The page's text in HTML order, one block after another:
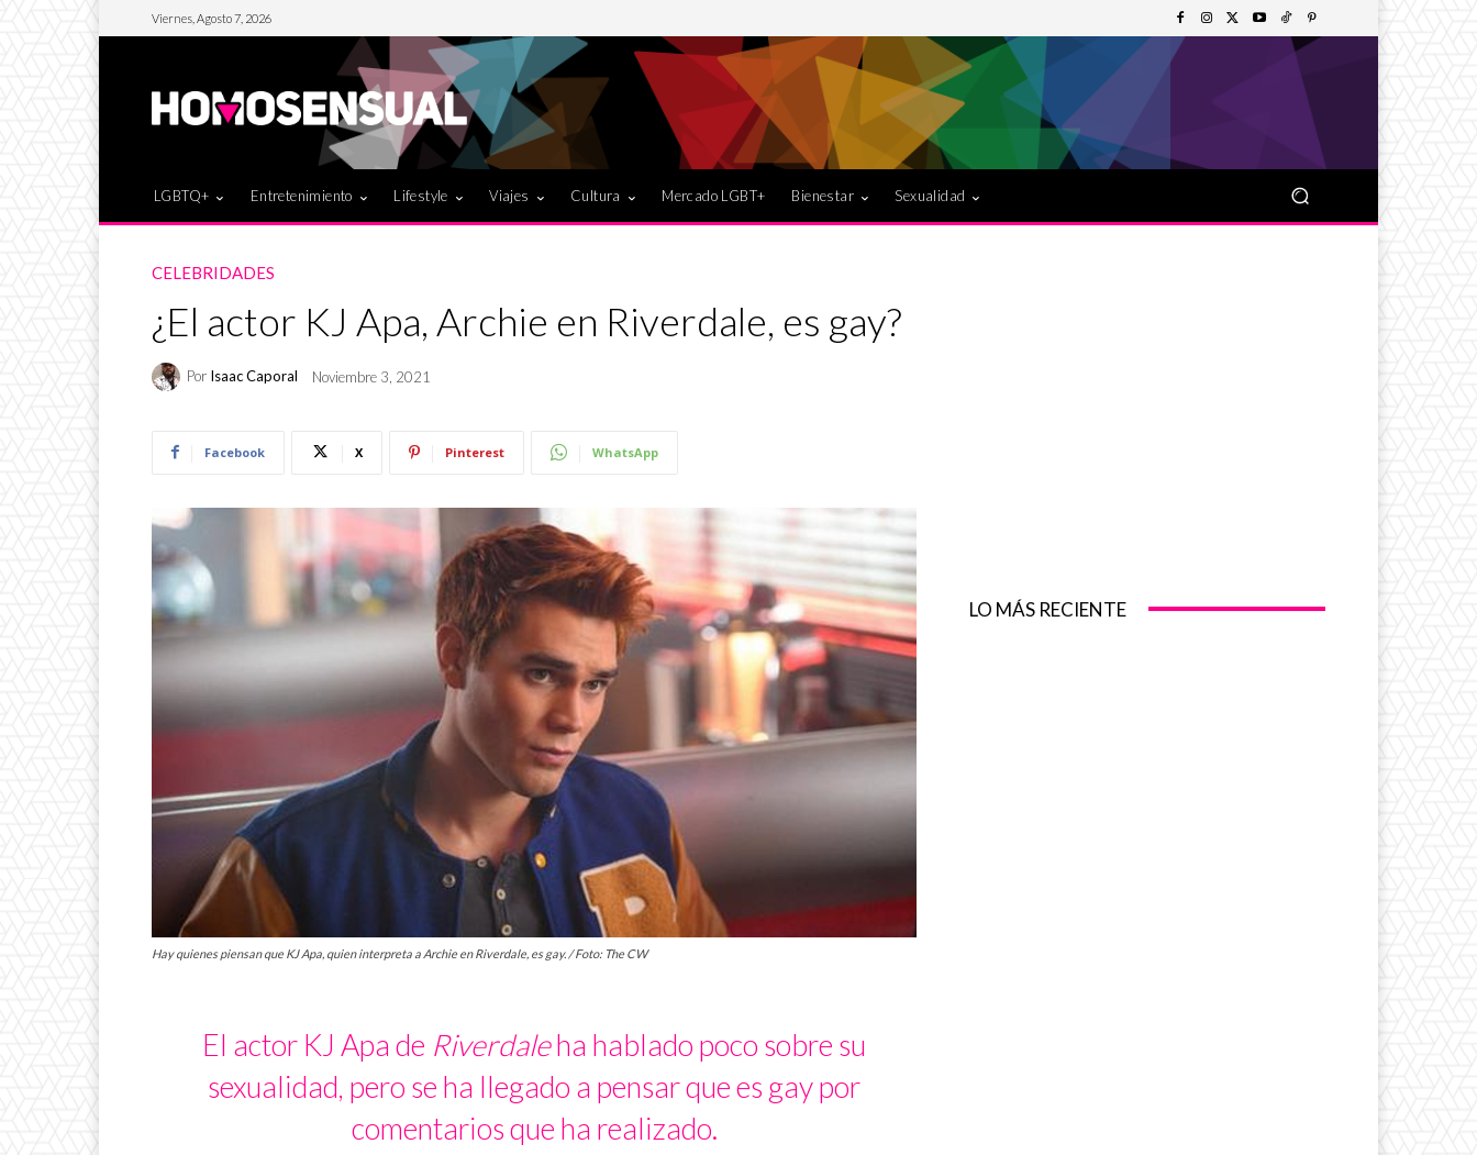
Viernes, Agosto 7, 2026
LGBTQ+ Entretenimiento Lifestyle Viajes Cultura Mercado LGBT+ Bienestar Sexualidad
CELEBRIDADES
¿El actor KJ Apa, Archie en Riverdale, es gay?
Por Isaac Caporal Noviembre 3, 2021
Facebook X Pinterest WhatsApp
Hay quienes piensan que KJ Apa, quien interpreta a Archie en Riverdale, es gay. / Foto: The CW
El actor KJ Apa de Riverdaleha hablado poco sobre su
sexualidad, pero se ha llegado a pensar que es gay por
comentarios que ha realizado.
LO MÁS RECIENTE